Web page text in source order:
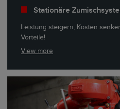
Stationäre
Leistung steigern, Kosten
Vorteile!
View more